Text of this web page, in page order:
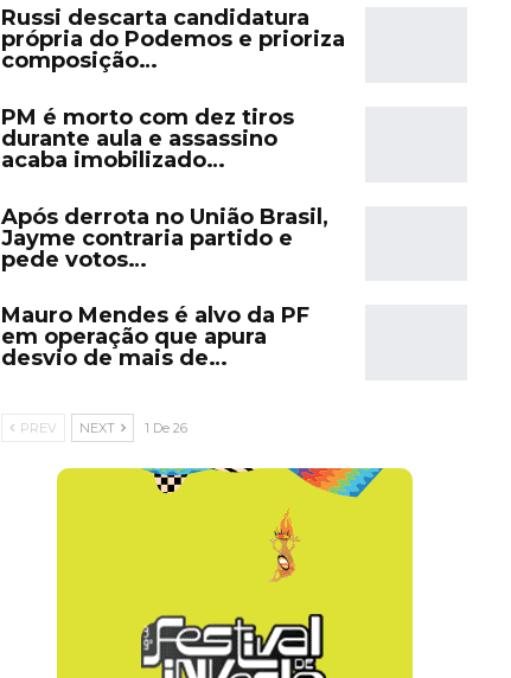
Russi descarta candidatura
própria do Podemos e prioriza
composição…
PM é morto com dez tiros
durante aula e assassino
acaba imobilizado…
Após derrota no União Brasil,
Jayme contraria partido e
pede votos…
Mauro Mendes é alvo da PF
em operação que apura
desvio de mais de…
PREV NEXT 1 De 26